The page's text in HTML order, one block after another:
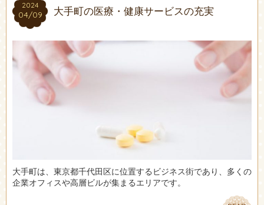
2024
04/09
2024
04/09 大手町の医療・健康サービスの充実
大手町は、東京都千代田区に位置するビジネス街であり、多くの
企業オフィスや高層ビルが集まるエリアです。